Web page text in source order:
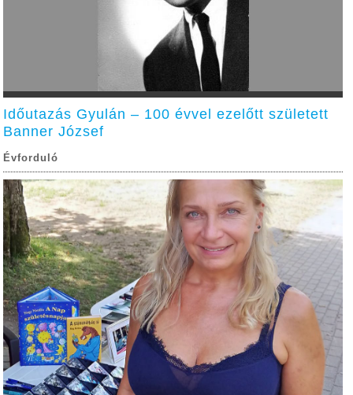
Időutazás Gyulán – 100 évvel ezelőtt született
Banner József
Évforduló